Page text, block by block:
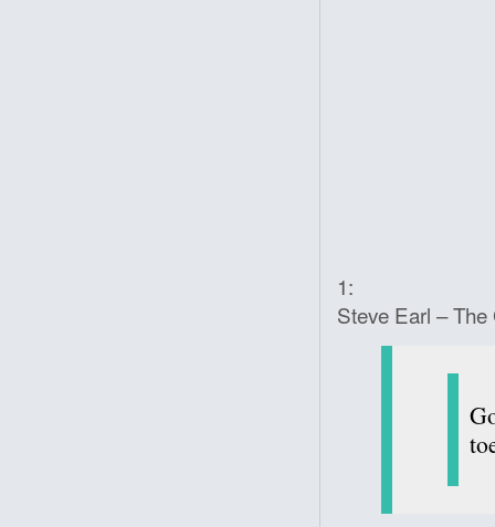
1:
Steve Earl –